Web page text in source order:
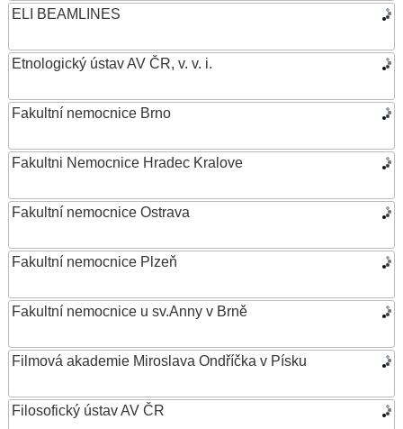
ELI BEAMLINES
Etnologický ústav AV ČR, v. v. i.
Fakultní nemocnice Brno
Fakultni Nemocnice Hradec Kralove
Fakultní nemocnice Ostrava
Fakultní nemocnice Plzeň
Fakultní nemocnice u sv.Anny v Brně
Filmová akademie Miroslava Ondříčka v Písku
Filosofický ústav AV ČR